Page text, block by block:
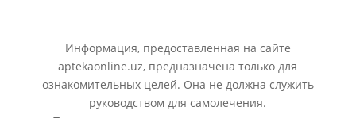
Информация, предоставленная на сайте
aptekaonline.uz, предназначена только для
ознакомительных целей. Она не должна служить
руководством для самолечения.